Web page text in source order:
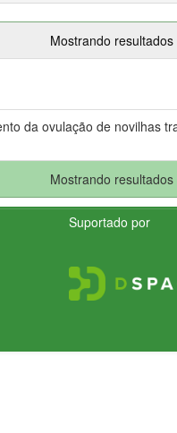
Mostrando resultados
da ovulação de novilhas
Mostrando resultados
Suportado por